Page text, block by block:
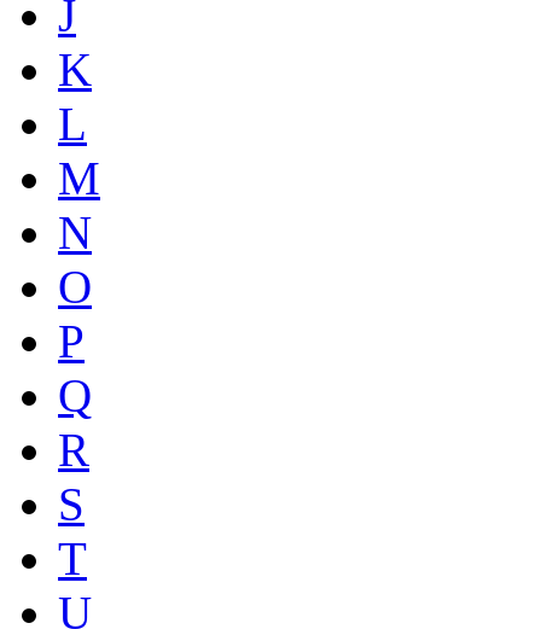
J
K
L
M
N
O
P
Q
R
S
T
U